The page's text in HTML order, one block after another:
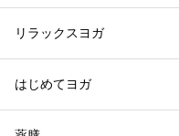
リラックスヨガ
はじめてヨガ